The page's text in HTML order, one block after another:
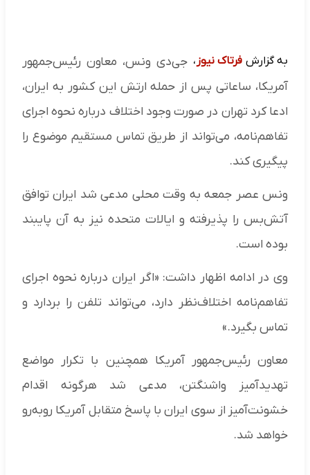
به گزارش فرتاک نیوز ، جی‌دی ونس، معاون رئیس‌جمهور
آمریکا، ساعاتی پس از حمله ارتش این کشور به ایران،
ادعا کرد تهران در صورت وجود اختلاف درباره نحوه اجرای
تفاهم‌نامه، می‌تواند از طریق تماس مستقیم موضوع را
پیگیری کند.
ونس عصر جمعه به وقت محلی مدعی شد ایران توافق
آتش‌بس را پذیرفته و ایالات متحده نیز به آن پایبند
بوده است.
وی در ادامه اظهار داشت: «اگر ایران درباره نحوه اجرای
تفاهم‌نامه اختلاف‌نظر دارد، می‌تواند تلفن را بردارد و
تماس بگیرد.»
معاون رئیس‌جمهور آمریکا همچنین با تکرار مواضع
تهدیدآمیز واشنگتن، مدعی شد هرگونه اقدام
خشونت‌آمیز از سوی ایران با پاسخ متقابل آمریکا روبه‌رو
خواهد شد.